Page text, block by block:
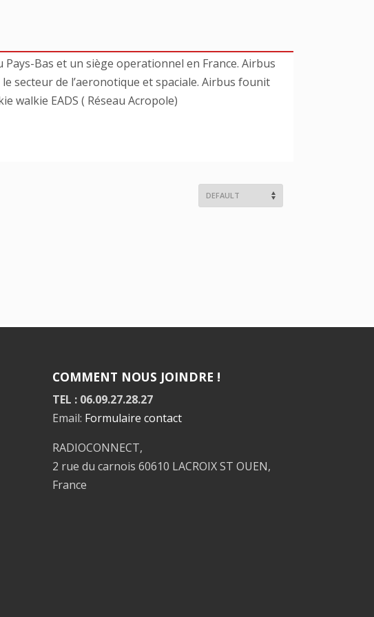
Bas et un siège operationnel en France. Airbus
secteur de l’aeronotique et spaciale. Airbus founit
walkie EADS ( Réseau Acropole)
COMMENT NOUS JOINDRE !
TEL : 06.09.27.28.27
Email: Formulaire contact
RADIOCONNECT,
2 rue du carnois 60610 LACROIX ST OUEN,
France